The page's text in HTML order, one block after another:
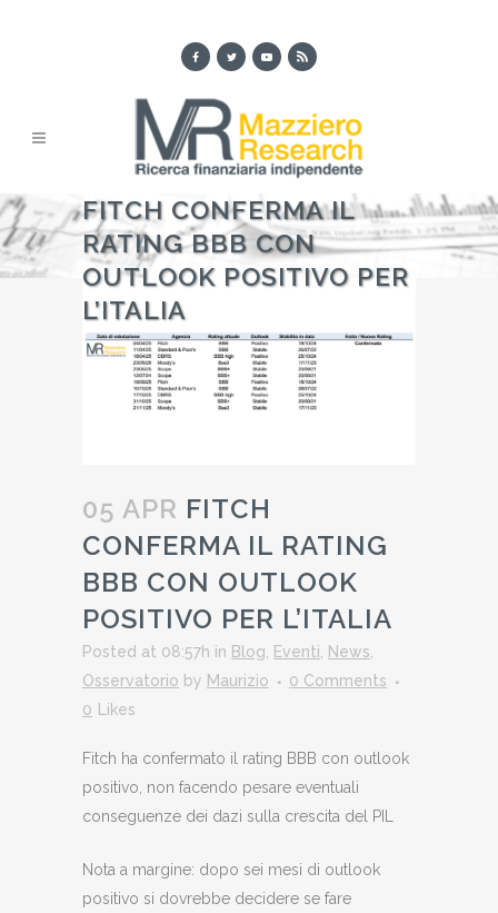
FITCH CONFERMA IL
RATING BBB CON
OUTLOOK POSITIVO PER
L’ITALIA
05 APR FITCH
CONFERMA IL RATING
BBB CON OUTLOOK
POSITIVO PER L’ITALIA
Posted at 08:57h in Blog Eventi News
Osservatorio by Maurizio
0 Comments
0
Likes
Fitch ha confermato il rating BBB con outlook
positivo, non facendo pesare eventuali
conseguenze dei dazi sulla crescita del PIL
Nota a margine: dopo sei mesi di outlook
positivo si dovrebbe decidere se fare